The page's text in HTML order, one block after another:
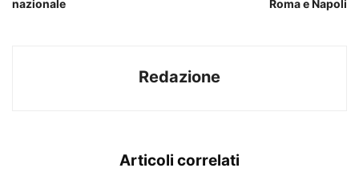
nazionale
Roma e Napoli
Redazione
Articoli correlati